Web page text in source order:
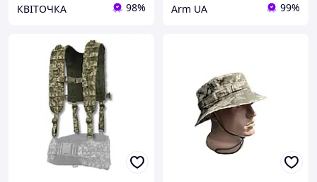
КВІТОЧКА 98% Arm UA 99%